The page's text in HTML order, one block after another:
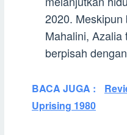
2020.
Mahalini, Azalia
berpisah
BACA JUGA :
Uprising 1980